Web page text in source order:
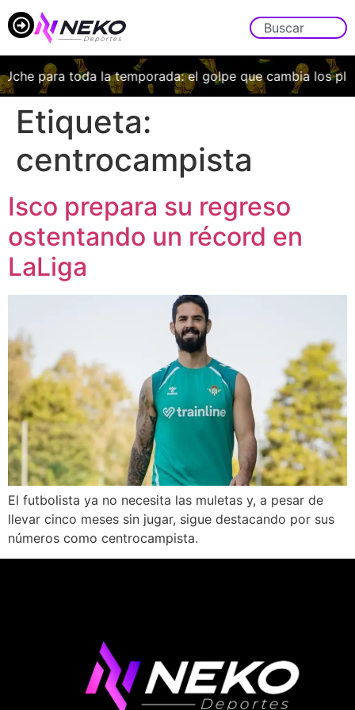
para toda la temporada: el golpe que cambia los
Etiqueta:
centrocampista
Isco prepara su regreso
ostentando un récord en
LaLiga
El futbolista ya no necesita las muletas y, a pesar de
llevar cinco meses sin jugar, sigue destacando por sus
números como centrocampista.